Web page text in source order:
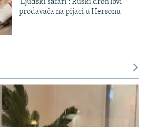
'Ljudski safari': Ruski dron lovi
prodavača na pijaci u Hersonu